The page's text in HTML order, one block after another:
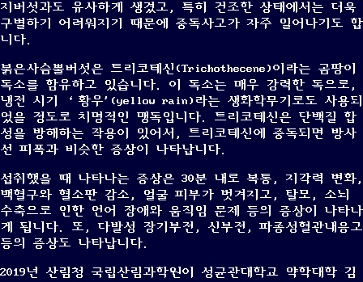
지버섯과도 유사하게 생겼고, 특히 건조한 상태에서는 더욱
구별하기 어려워지기 때문에 중독사고가 자주 일어나기도 합
니다.
붉은사슴뿔버섯은 트리코테신(Trichothecene)이라는 곰팡이
독소를 함유하고 있습니다. 이 독소는 매우 강력한 독으로,
냉전 시기 ‘황우'(yellow rain)라는 생화학무기로도 사용되
었을 정도로 치명적인 맹독입니다. 트리코테신은 단백질 합
성을 방해하는 작용이 있어서, 트리코테신에 중독되면 방사
선 피폭과 비슷한 증상이 나타납니다.
섭취했을 때 나타나는 증상은 30분 내로 복통, 지각력 변화,
백혈구와 혈소판 감소, 얼굴 피부가 벗겨지고, 탈모, 소뇌
수축으로 인한 언어 장애와 움직임 문제 등의 증상이 나타나
게 됩니다. 또, 다발성 장기부전, 신부전, 파종성혈관내응고
등의 증상도 나타납니다.
2019년 산림청 국립산림과학원이 성균관대학교 약학대학 김